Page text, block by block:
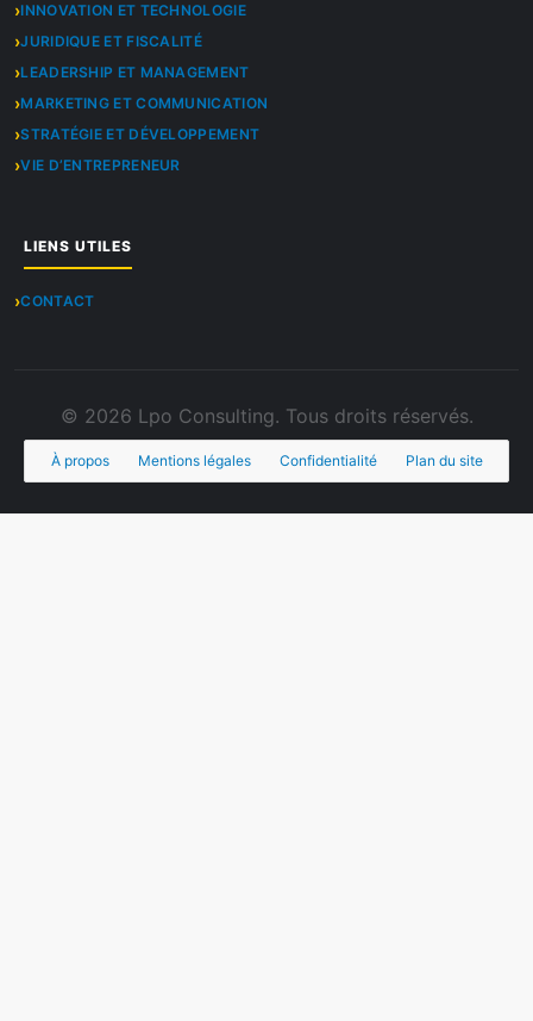
INNOVATION ET TECHNOLOGIE
JURIDIQUE ET FISCALITÉ
LEADERSHIP ET MANAGEMENT
MARKETING ET COMMUNICATION
STRATÉGIE ET DÉVELOPPEMENT
VIE D’ENTREPRENEUR
LIENS UTILES
CONTACT
© 2026 Lpo Consulting. Tous droits réservés.
À propos Mentions légales Confidentialité Plan du site